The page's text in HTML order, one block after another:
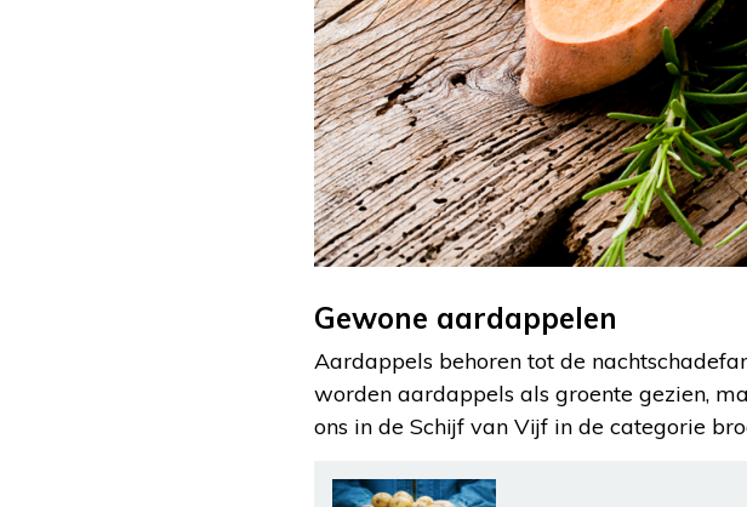
Gewone aardappelen
Aardappels behoren tot de
worden aardappels als groente gezien,
ons in de Schijf van Vijf in de categorie